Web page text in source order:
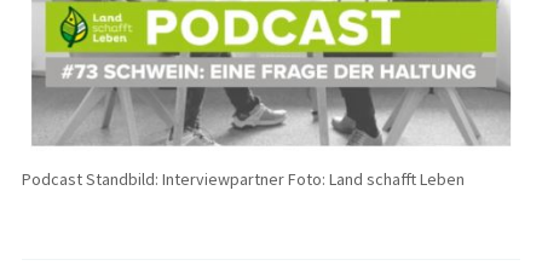
Podcast Standbild: Interviewpartner Foto: Land schafft Leben